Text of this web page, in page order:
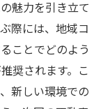
魅力を引き立て
際には、地域コ
ことでどのよう
奨されます。こ
新しい環境での